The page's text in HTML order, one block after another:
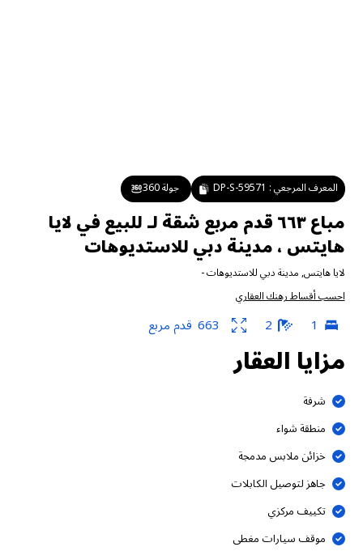
المعرف المرجعي : DP-S-59571 جولة 360
مباع ٦٦٣ قدم مربع شقة لـ للبيع في لايا
هايتس ، مدينة دبي للاستديوهات
لايا هايتس,مدينة دبي للاستديوهات-
احسب أقساط رهنك العقاري
1
2
663 قدم مربع
مزايا العقار
شرفة
منطقة شواء
خزائن ملابس مدمجة
جاهز لتوصيل الكابلات
تكييف مركزي
موقف سيارات مغطى